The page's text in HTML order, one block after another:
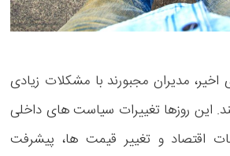
مدیران مجبورند با مشکلات زیادی
این روزها تغییرات سیاست های داخلی
اقتصاد و تغییر قیمت ها، پیشرفت